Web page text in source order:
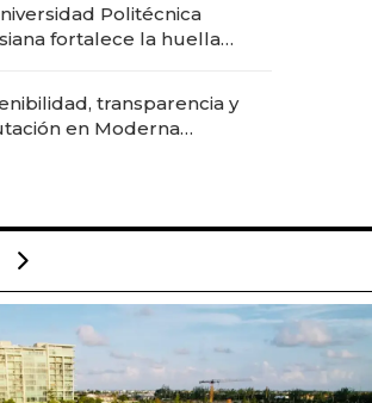
Politécnica
fortalece la huella
transparencia y
en Moderna